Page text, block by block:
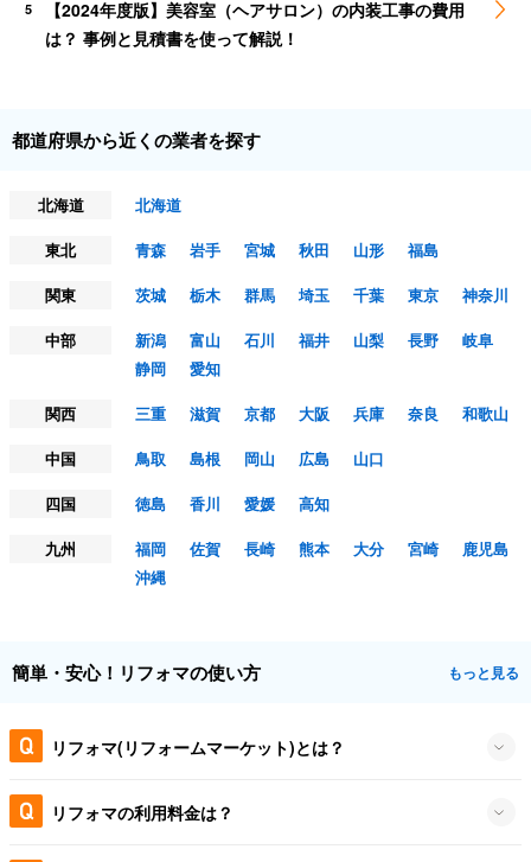
5
【2024年度版】美容室（ヘアサロン）の内装工事の費用
は？ 事例と見積書を使って解説！
都道府県から近くの業者を探す
北海道
北海道
東北
青森 岩手 宮城 秋田 山形
福島
関東
茨城 栃木 群馬 埼玉 千葉 東京
神奈川
中部
新潟 富山 石川 福井 山梨 長野
岐阜
静岡
愛知
関西
三重 滋賀 京都 大阪 兵庫 奈良
和歌山
中国
鳥取 島根 岡山 広島
山口
四国
徳島 香川 愛媛
高知
九州
福岡 佐賀 長崎 熊本 大分 宮崎
鹿児島
沖縄
簡単・安心！リフォマの使い方 もっと見る
リフォマ(リフォームマーケット)とは？
リフォマの利用料金は？